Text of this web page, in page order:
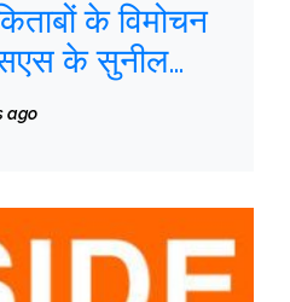
के विमोचन
के सुनील
ago